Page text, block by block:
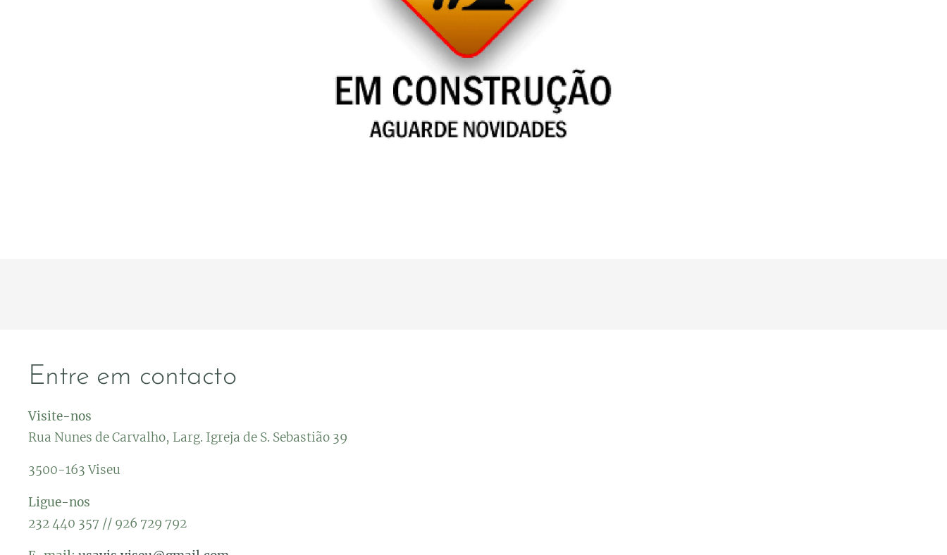
Entre em contacto
Visite-nos
Rua Nunes de Carvalho, Larg. Igreja de S. Sebastião 39
3500-163 Viseu
Ligue-nos
232 440 357 // 926 729 792